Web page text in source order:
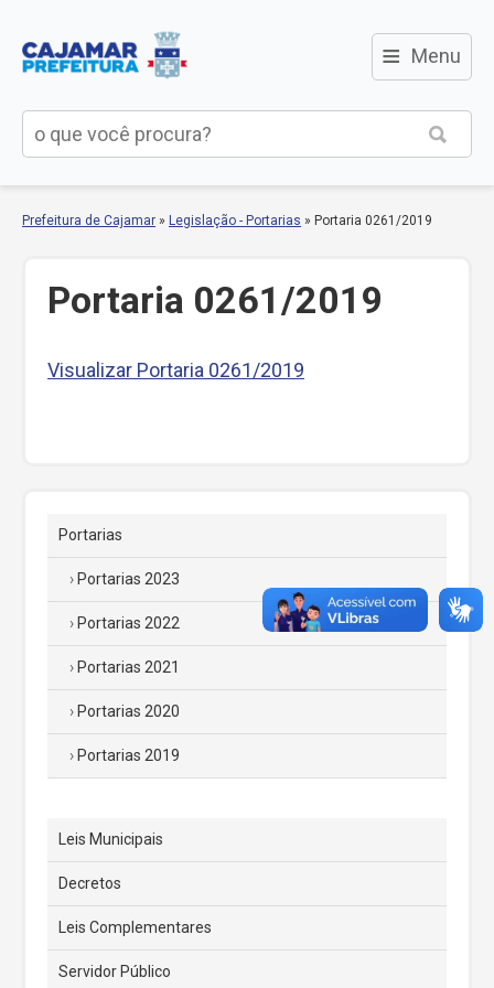
≡ Menu
Prefeitura de Cajamar » Legislação - Portarias » Portaria 0261/2019
Portaria 0261/2019
Visualizar Portaria 0261/2019
Portarias
Portarias 2023
Portarias 2022
Portarias 2021
Portarias 2020
Portarias 2019
Leis Municipais
Decretos
Leis Complementares
Servidor Público